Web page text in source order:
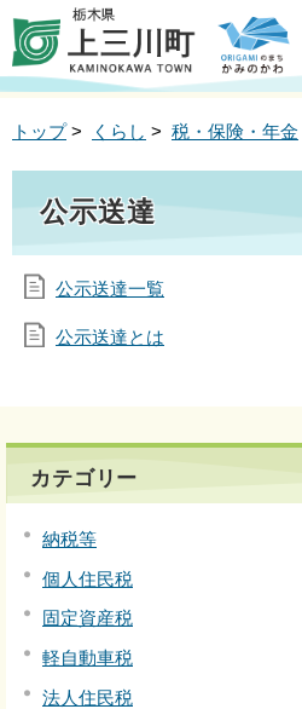
トップ> くらし > 税・保険・年金
公示送達
公示送達一覧
公示送達とは
カテゴリー
納税等
個人住民税
固定資産税
軽自動車税
法人住民税